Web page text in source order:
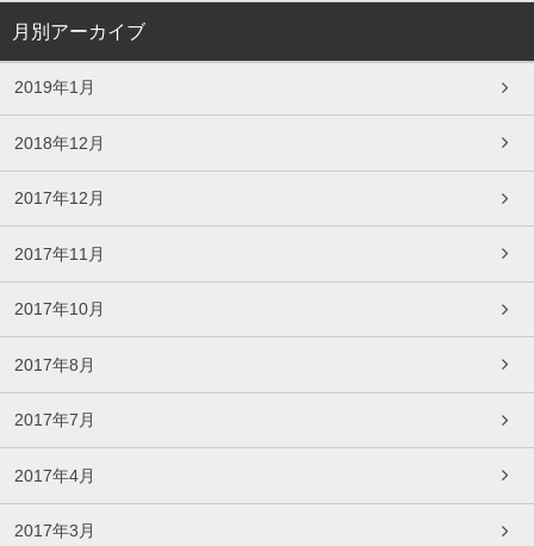
月別アーカイブ
2019年1月
2018年12月
2017年12月
2017年11月
2017年10月
2017年8月
2017年7月
2017年4月
2017年3月